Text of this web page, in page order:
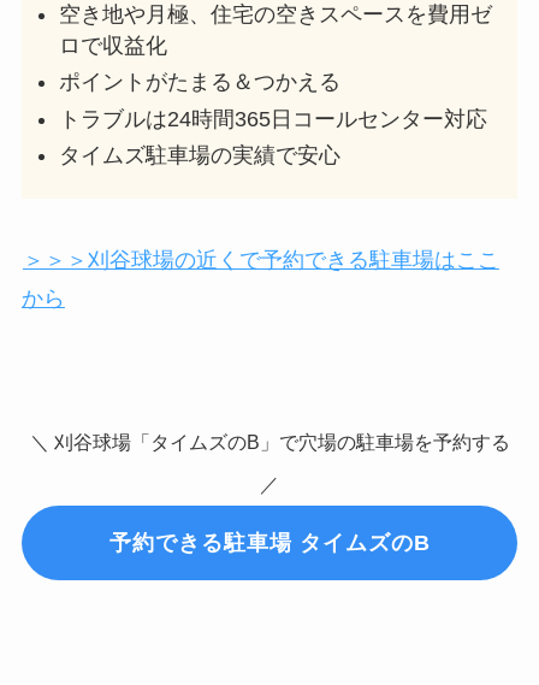
空き地や月極、住宅の空きスペースを費用ゼ
ロで収益化
ポイントがたまる＆つかえる
トラブルは24時間365日コールセンター対応
タイムズ駐車場の実績で安心
＞＞＞刈谷球場の近くで予約できる駐車場はここ
から
＼ 刈谷球場「タイムズのB」で穴場の駐車場を予約する
／
予約できる駐車場 タイムズのB